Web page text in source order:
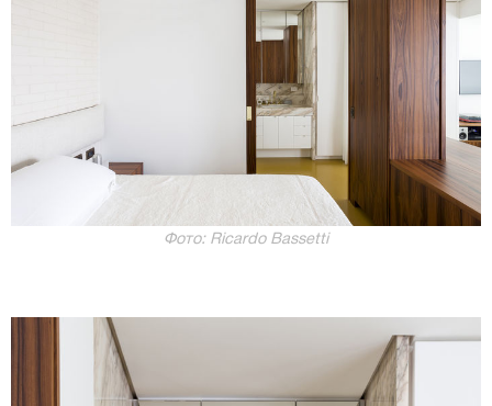
Фото: Ricardo Bassetti